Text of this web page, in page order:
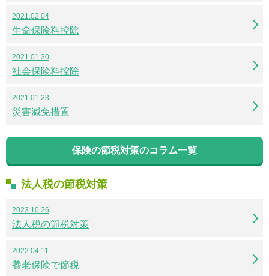
2021.02.04
生命保険料控除
2021.01.30
社会保険料控除
2021.01.23
災害減免措置
保険の節税対策のコラム一覧
法人税の節税対策
2023.10.26
法人税の節税対策
2022.04.11
養老保険で節税